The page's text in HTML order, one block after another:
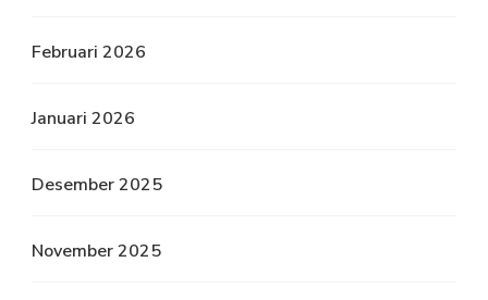
Februari 2026
Januari 2026
Desember 2025
November 2025